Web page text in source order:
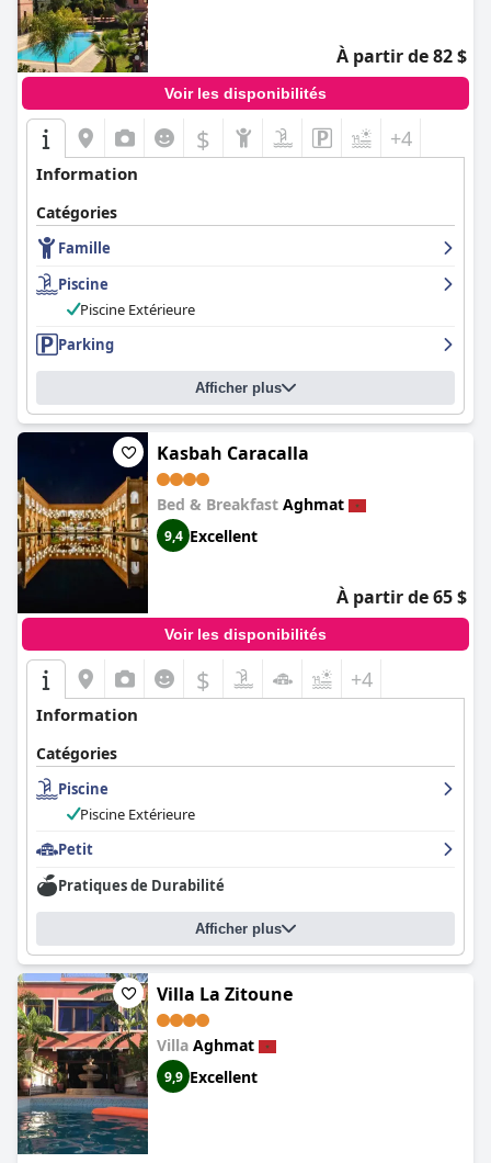
À partir de 82 $
Voir les disponibilités
$ +4
Information
Catégories
Famille
Piscine
Piscine Extérieure
Parking
Afficher plus
Kasbah Caracalla
Bed & Breakfast Aghmat
9,4 Excellent
À partir de 65 $
Voir les disponibilités
$ +4
Information
Catégories
Piscine
Piscine Extérieure
Petit
Pratiques de Durabilité
Afficher plus
Villa La Zitoune
Villa Aghmat
9,9 Excellent